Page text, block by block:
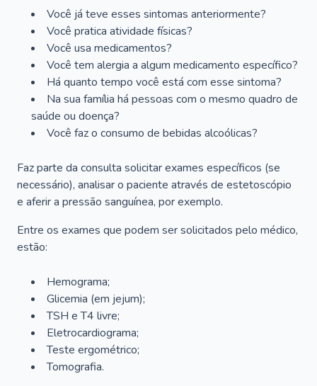
Você já teve esses sintomas anteriormente?
Você pratica atividade físicas?
Você usa medicamentos?
Você tem alergia a algum medicamento específico?
Há quanto tempo você está com esse sintoma?
Na sua família há pessoas com o mesmo quadro de
saúde ou doença?
Você faz o consumo de bebidas alcoólicas?
Faz parte da consulta solicitar exames específicos (se
necessário), analisar o paciente através de estetoscópio
e aferir a pressão sanguínea, por exemplo.
Entre os exames que podem ser solicitados pelo médico,
estão:
Hemograma;
Glicemia (em jejum);
TSH e T4 livre;
Eletrocardiograma;
Teste ergométrico;
Tomografia.